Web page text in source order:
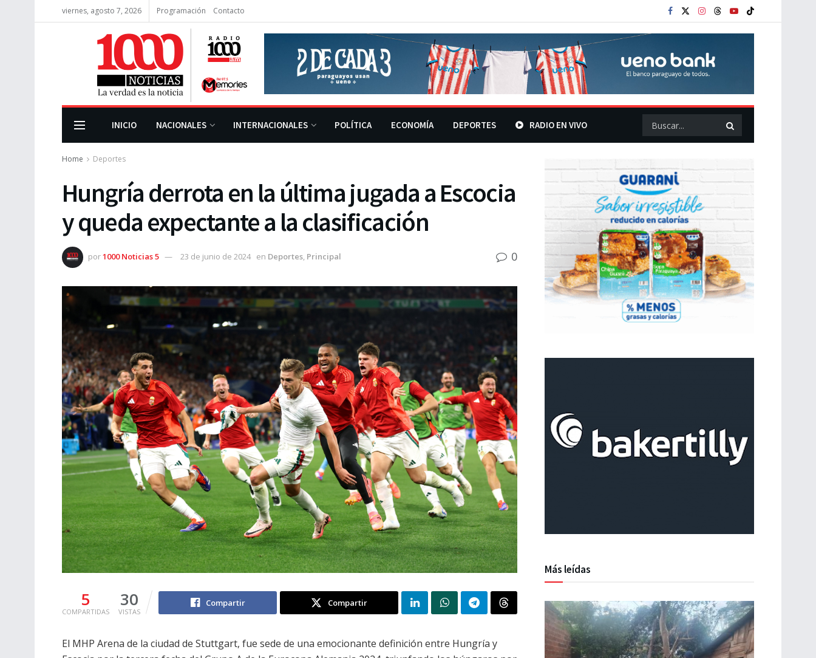
viernes, agosto 7, 2026 Programación Contacto
INICIO NACIONALES INTERNACIONALES POLÍTICA ECONOMÍA DEPORTES RADIO EN VIVO
Home Deportes
Hungría derrota en la última jugada a Escocia
y queda expectante a la clasificación
por1000 Noticias 5 23 de junio de 2024 en Deportes, Principal 0
5
COMPARTIDAS
30
VISTAS
Compartir Compartir
El MHP Arena de la ciudad de Stuttgart, fue sede de una emocionante definición entre Hungría y
Más leídas